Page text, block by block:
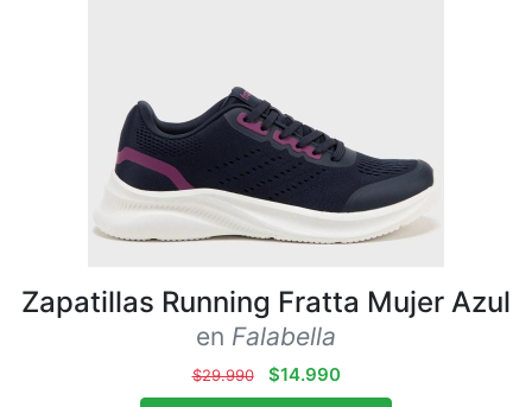
Zapatillas Running Fratta Mujer Azul
en Falabella
$29.990 $14.990